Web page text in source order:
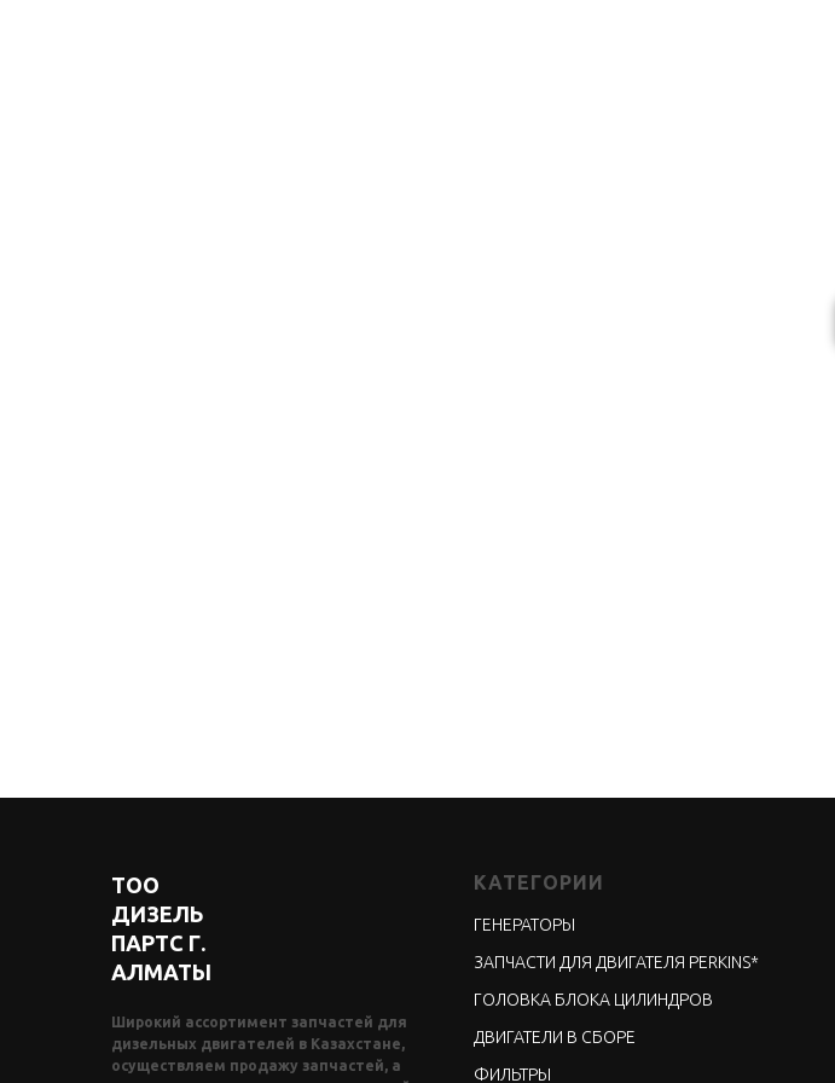
ТОО
ДИЗЕЛЬ
ПАРТС Г.
АЛМАТЫ
Широкий ассортимент запчастей для
дизельных двигателей в Казахстане,
осуществляем продажу запчастей, а
КАТЕГОРИИ
ГЕНЕРАТОРЫ
ЗАПЧАСТИ ДЛЯ ДВИГАТЕЛЯ PERKINS*
ГОЛОВКА БЛОКА ЦИЛИНДРОВ
ДВИГАТЕЛИ В СБОРЕ
ФИЛЬТРЫ